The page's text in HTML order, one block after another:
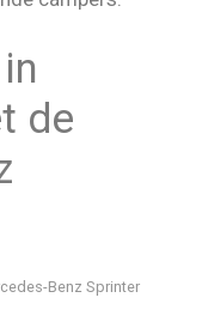
de
Benz Sprinter